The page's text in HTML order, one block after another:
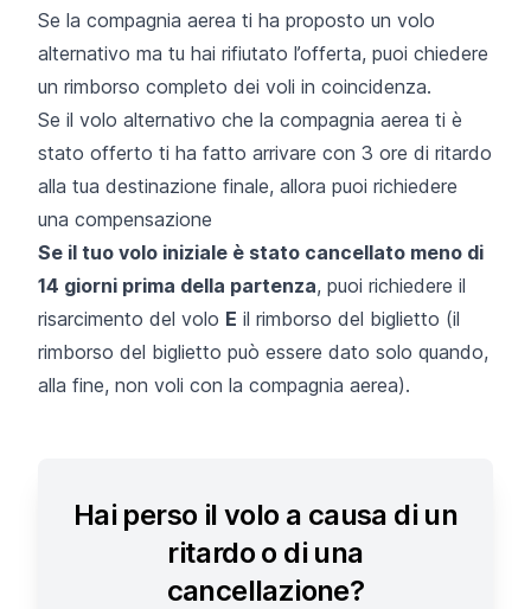
Se la compagnia aerea ti ha proposto un volo
alternativo ma tu hai rifiutato l’offerta, puoi chiedere
un rimborso completo dei voli in coincidenza.
Se il volo alternativo che la compagnia aerea ti è
stato offerto ti ha fatto arrivare con 3 ore di ritardo
alla tua destinazione finale, allora puoi richiedere
una compensazione
Se il tuo volo iniziale è stato cancellato meno di
14 giorni prima della partenza, puoi richiedere il
risarcimento del volo E il rimborso del biglietto (il
rimborso del biglietto può essere dato solo quando,
alla fine, non voli con la compagnia aerea).
Hai perso il volo a causa di un
ritardo o di una
cancellazione?